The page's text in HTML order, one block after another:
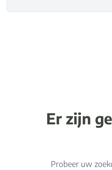
Er zijn
Probeer uw